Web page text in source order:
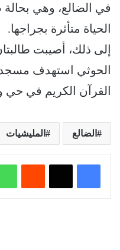
في الضالع، وهي
الحياة متأثرة بجراجها.
إلى ذلك، أصيبت
الحوثي استهدف
القرآن الكريم في حي
الضالع المليشيات